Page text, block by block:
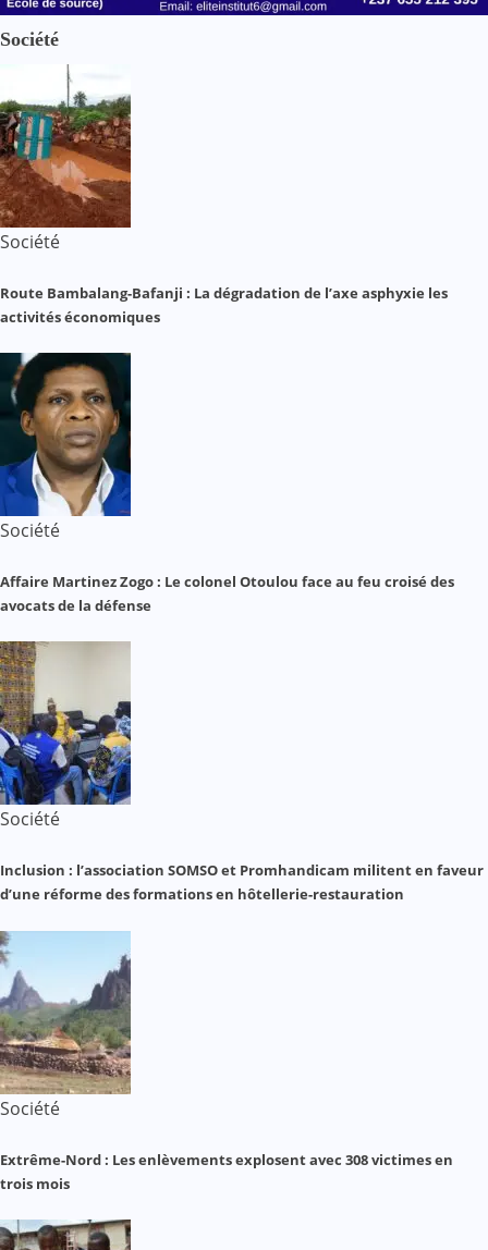
Société
Société
Route Bambalang-Bafanji : La dégradation de l’axe asphyxie les
activités économiques
Société
Affaire Martinez Zogo : Le colonel Otoulou face au feu croisé des
avocats de la défense
Société
Inclusion : l’association SOMSO et Promhandicam militent en faveur
d’une réforme des formations en hôtellerie-restauration
Société
Extrême-Nord : Les enlèvements explosent avec 308 victimes en
trois mois